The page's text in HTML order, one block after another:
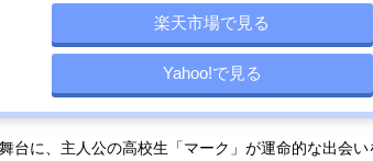
楽天市場で見る
Yahoo!で見る
台に、主人公の高校生「マーク」が運命的な出会い